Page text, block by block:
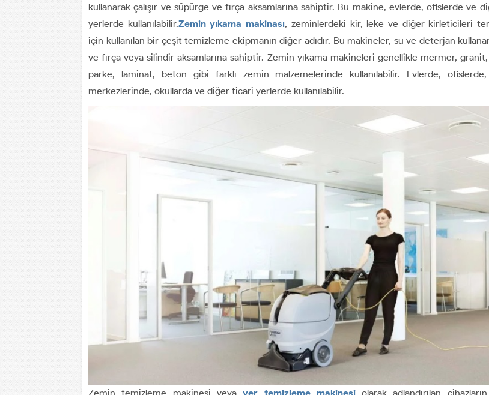
kullanarak çalışır ve süpürge ve fırça aksamlarına sahiptir. Bu makine, evlerde, ofislerde ve
yerlerde kullanılabilir.Zemin yıkama makinası, zeminlerdeki kir, leke ve diğer kirleticileri
için kullanılan bir çeşit temizleme ekipmanın diğer adıdır. Bu makineler, su ve deterjan
ve fırça veya silindir aksamlarına sahiptir. Zemin yıkama makineleri genellikle mermer,
parke, laminat, beton gibi farklı zemin malzemelerinde kullanılabilir. Evlerde, ofislerde,
merkezlerinde, okullarda ve diğer ticari yerlerde kullanılabilir.
Zemin temizleme makinesi veyayer temizleme makinesiolarak adlandırılan